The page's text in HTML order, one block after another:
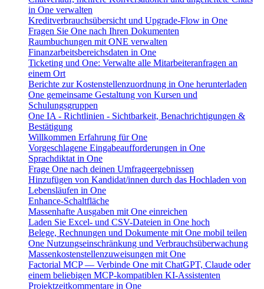
in One verwalten
Kreditverbrauchsübersicht und Upgrade-Flow in One
Fragen Sie One nach Ihren Dokumenten
Raumbuchungen mit ONE verwalten
Finanzarbeitsbereichsdaten in One
Ticketing und One: Verwalte alle Mitarbeiteranfragen an
einem Ort
Berichte zur Kostenstellenzuordnung in One herunterladen
One gemeinsame Gestaltung von Kursen und
Schulungsgruppen
One IA - Richtlinien - Sichtbarkeit, Benachrichtigungen &
Bestätigung
Willkommen Erfahrung für One
Vorgeschlagene Eingabeaufforderungen in One
Sprachdiktat in One
Frage One nach deinen Umfrageergebnissen
Hinzufügen von Kandidat/innen durch das Hochladen von
Lebensläufen in One
Enhance-Schaltfläche
Massenhafte Ausgaben mit One einreichen
Laden Sie Excel- und CSV-Dateien in One hoch
Belege, Rechnungen und Dokumente mit One mobil teilen
One Nutzungseinschränkung und Verbrauchsüberwachung
Massenkostenstellenzuweisungen mit One
Factorial MCP — Verbinde One mit ChatGPT, Claude oder
einem beliebigen MCP-kompatiblen KI-Assistenten
Projektzeitkommentare in One